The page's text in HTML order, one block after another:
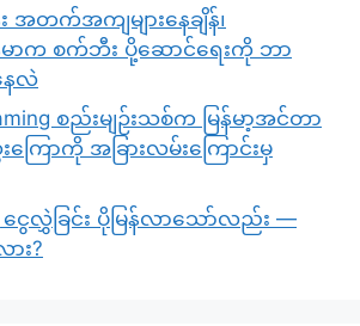
အတက်အကျများနေချိန်၊
န်မာက စက်ဘီး ပို့ဆောင်ရေးကို ဘာ
ေလဲ
စည်းမျဉ်းသစ်က မြန်မာ့အင်တာ
ောကို အခြားလမ်းကြောင်းမှ
ငွေလွှဲခြင်း ပိုမြန်လာသော်လည်း —
း?